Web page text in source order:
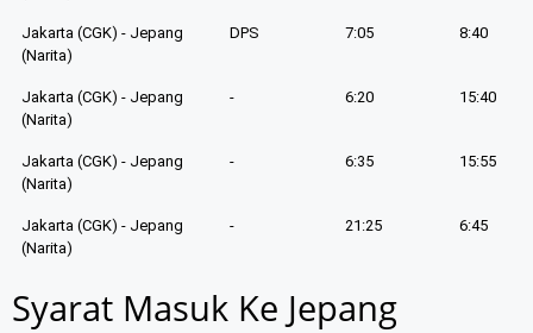
Jakarta (CGK) - Jepang
(Narita)
DPS 7:05 8:40
Jakarta (CGK) - Jepang
(Narita)
- 6:20 15:40
Jakarta (CGK) - Jepang
(Narita)
- 6:35 15:55
Jakarta (CGK) - Jepang
(Narita)
- 21:25 6:45
Syarat Masuk Ke Jepang